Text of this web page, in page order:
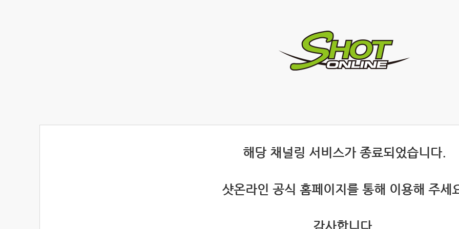
해당 채널링 서비스가 종료되었습니다.
샷온라인 공식 홈페이지를 통해 이용해 주세